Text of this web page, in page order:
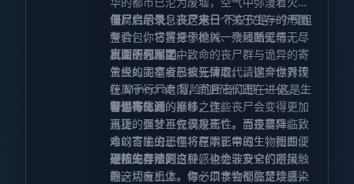
与腐烂的气息。这是一个关于生存的严酷
考验，你将置身于枪械、残垣断壁与无尽
尸潮的包围之中。
僵尸启示录：丧尸末日不仅仅是一个模组
整合包，它将把你抛入一个残酷无情、危
机四伏的现实。致命的丧尸群与诡异的寄
生虫如同瘟疫般疯狂肆虐。请抛弃你对传
统 Minecraft 冒险的所有幻想——这是生
存恐怖体验的巅峰之作。
直面不死军团
曾经的主宰者已被无情取代。这个世界现
在属于行尸走肉，而且它们正在进化。随
着生存时间的推移，这些丧尸会变得更加
迅捷、强壮且充满攻击性。当夜幕降临，
难以言喻的恐惧将在阴影中滋生，而即便
是阳光普照的白昼，也绝非安全的避风
港。
警惕寄生源
真正的噩梦不仅仅是死亡，而是变异。致
命的寄生虫正在将原本正常的生物扭曲成
恐怖的异形，这种感染会波及它们所接触
的一切有机体。你必须学会彻底焚烧感染
硬核生存法则
在这片废土上，每一口食物都弥足珍贵，